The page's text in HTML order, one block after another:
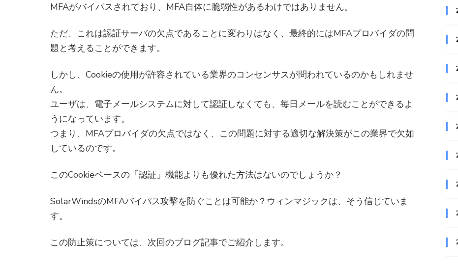
MFAがバイパスされており、MFA自体に脆弱性があるわけではありません。
ただ、これは認証サーバの欠点であることに変わりはなく、最終的にはMFAプロバイダの問
題と考えることができます。
しかし、Cookieの使用が許容されている業界のコンセンサスが問われているのかもしれませ
ん。
ユーザは、電子メールシステムに対して認証しなくても、毎日メールを読むことができるよ
うになっています。
つまり、MFAプロバイダの欠点ではなく、この問題に対する適切な解決策がこの業界で欠如
しているのです。
このCookieベースの「認証」機能よりも優れた方法はないのでしょうか？
SolarWindsのMFAバイパス攻撃を防ぐことは可能か？ウィンマジックは、そう信じていま
す。
この防止策については、次回のブログ記事でご紹介します。